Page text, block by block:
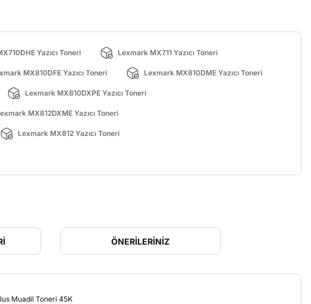
Yazıcı Toneri Lexmark MX711 Yazıcı Toneri
MX810DFE Yazıcı Toneri Lexmark MX810DME Yazıcı Toneri
Lexmark MX810DXPE Yazıcı Toneri
MX812DXME Yazıcı Toneri
Lexmark MX812 Yazıcı Toneri
ÖNERILERINIZ